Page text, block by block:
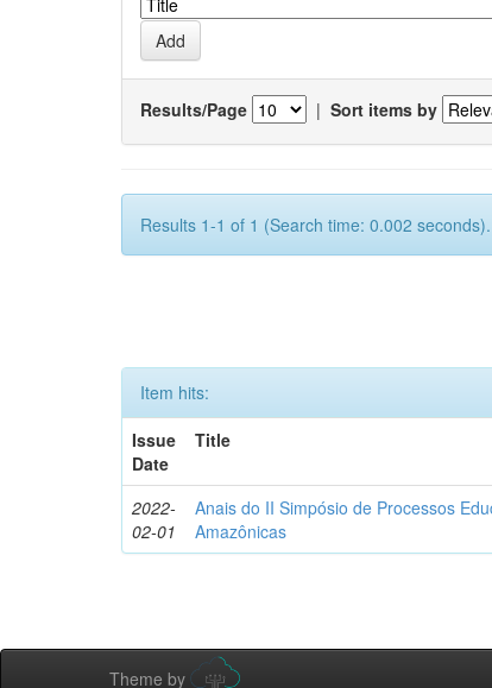
Results/Page | Sort items by
Results 1-1 of 1 (Search time: 0.002 seconds).
Item hits:
Issue
Date
Title
2022-
02-01
Anais do II Simpósio de Processos
Amazônicas
Theme by